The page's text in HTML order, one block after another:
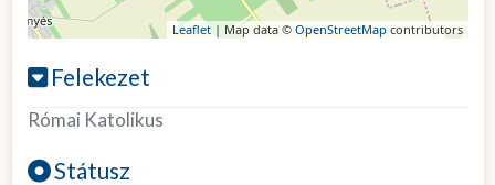
Leaflet| Map data © OpenStreetMap contributors
Felekezet
Római Katolikus
Státusz